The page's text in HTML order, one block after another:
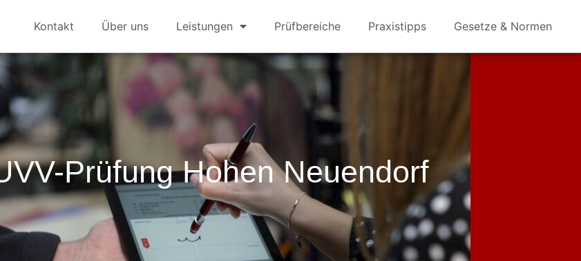
Kontakt Über uns Leistungen Prüfbereiche Praxistipps Gesetze & Normen
Prüfung Hohen Neuendorf